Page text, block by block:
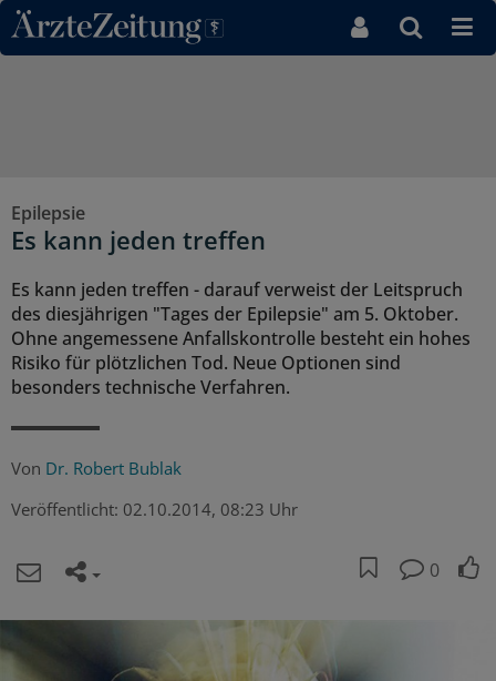
Direkt zum Inhaltsbereich
Epilepsie
Es kann jeden treffen
Es kann jeden treffen - darauf verweist der Leitspruch
des diesjährigen "Tages der Epilepsie" am 5. Oktober.
Ohne angemessene Anfallskontrolle besteht ein hohes
Risiko für plötzlichen Tod. Neue Optionen sind
besonders technische Verfahren.
Von Dr. Robert Bublak
Veröffentlicht: 02.10.2014, 08:23 Uhr
0